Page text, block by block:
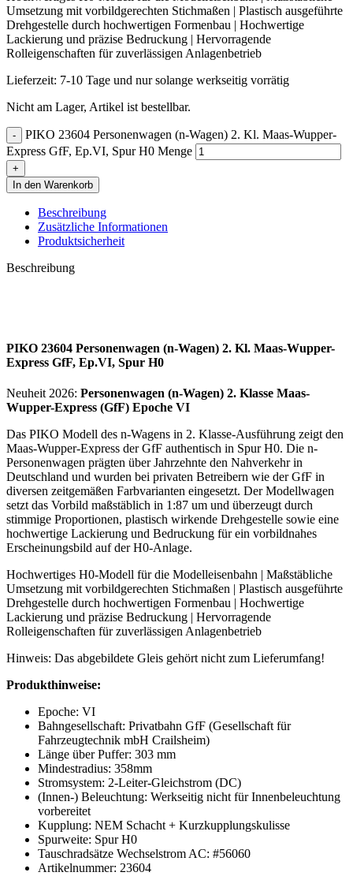
Umsetzung mit vorbildgerechten Stichmaßen | Plastisch ausgeführte
Drehgestelle durch hochwertigen Formenbau | Hochwertige
Lackierung und präzise Bedruckung | Hervorragende
Rolleigenschaften für zuverlässigen Anlagenbetrieb
Lieferzeit: 7-10 Tage und nur solange werkseitig vorrätig
Nicht am Lager, Artikel ist bestellbar.
PIKO 23604 Personenwagen (n-Wagen) 2. Kl. Maas-Wupper-
Express GfF, Ep.VI, Spur H0 Menge
In den Warenkorb
Beschreibung
Zusätzliche Informationen
Produktsicherheit
Beschreibung
PIKO 23604 Personenwagen (n-Wagen) 2. Kl. Maas-Wupper-
Express GfF, Ep.VI, Spur H0
Neuheit 2026: Personenwagen (n-Wagen) 2. Klasse Maas-
Wupper-Express (GfF) Epoche VI
Das PIKO Modell des n-Wagens in 2. Klasse-Ausführung zeigt den
Maas-Wupper-Express der GfF authentisch in Spur H0. Die n-
Personenwagen prägten über Jahrzehnte den Nahverkehr in
Deutschland und wurden bei privaten Betreibern wie der GfF in
diversen zeitgemäßen Farbvarianten eingesetzt. Der Modellwagen
setzt das Vorbild maßstäblich in 1:87 um und überzeugt durch
stimmige Proportionen, plastisch wirkende Drehgestelle sowie eine
hochwertige Lackierung und Bedruckung für ein vorbildnahes
Erscheinungsbild auf der H0-Anlage.
Hochwertiges H0-Modell für die Modelleisenbahn | Maßstäbliche
Umsetzung mit vorbildgerechten Stichmaßen | Plastisch ausgeführte
Drehgestelle durch hochwertigen Formenbau | Hochwertige
Lackierung und präzise Bedruckung | Hervorragende
Rolleigenschaften für zuverlässigen Anlagenbetrieb
Hinweis: Das abgebildete Gleis gehört nicht zum Lieferumfang!
Produkthinweise:
Epoche: VI
Bahngesellschaft: Privatbahn GfF (Gesellschaft für
Fahrzeugtechnik mbH Crailsheim)
Länge über Puffer: 303 mm
Mindestradius: 358mm
Stromsystem: 2-Leiter-Gleichstrom (DC)
(Innen-) Beleuchtung: Werkseitig nicht für Innenbeleuchtung
vorbereitet
Kupplung: NEM Schacht + Kurzkupplungskulisse
Spurweite: Spur H0
Tauschradsätze Wechselstrom AC: #56060
Artikelnummer: 23604